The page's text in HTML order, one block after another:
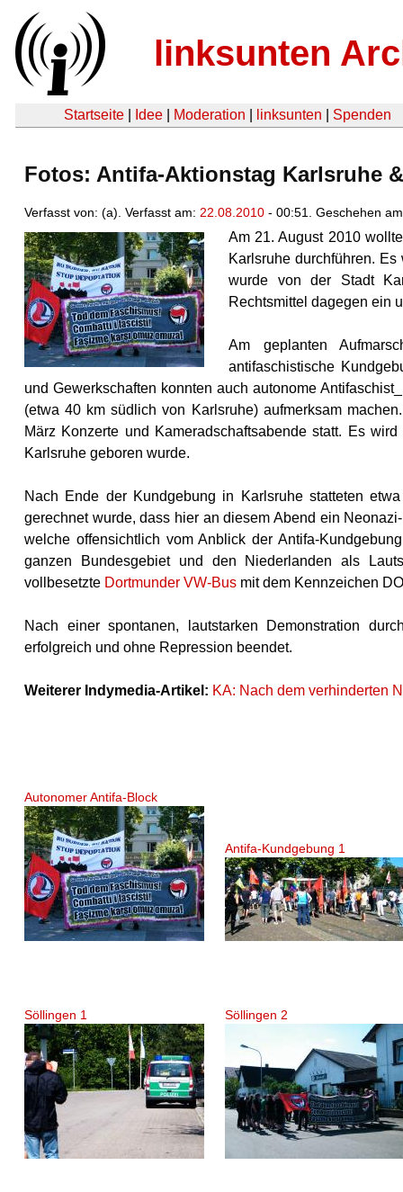
linksunten
Startseite Idee Moderation linksunten Spenden
Fotos: Antifa-Aktionstag Karlsruhe
Verfasst von: (a). Verfasst am: 22.08.2010 - 00:51. Geschehen
Am 21. August 2010
Karlsruhe durchführen.
wurde von der Stadt
Rechtsmittel dagegen ein
Am geplanten
antifaschistische
und Gewerkschaften konnten auch autonome
(etwa 40 km südlich von Karlsruhe) aufmerksam
März Konzerte und Kameradschaftsabende statt. Es
Karlsruhe geboren wurde.
Nach Ende der Kundgebung in Karlsruhe statteten
gerechnet wurde, dass hier an diesem Abend ein
welche offensichtlich vom Anblick der Antifa-
ganzen Bundesgebiet und den Niederlanden als
vollbesetzte Dortmunder VW-Bus mit dem Kennzeichen
Nach einer spontanen, lautstarken Demonstration
erfolgreich und ohne Repression beendet.
Weiterer Indymedia-Artikel: KA: Nach dem verhinderten
Autonomer Antifa-Block
Antifa-Kundgebung 1
Söllingen 1 Söllingen 2